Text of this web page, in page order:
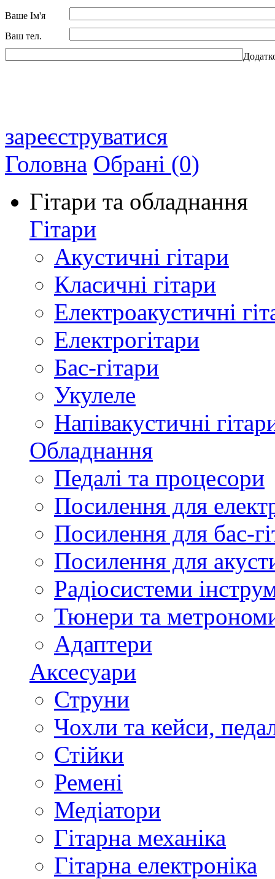
Ваше Ім'я
Ваш тел.
зареєструватися
Головна Обрані (0)
Гітари та обладнання
Гітари
Акустичні гітари
Класичні гітари
Електроакустичні
Електрогітари
Бас-гітари
Укулеле
Напівакустичні
Обладнання
Педалі та процесори
Посилення для
Посилення для бас-
Посилення для
Радіосистеми
Тюнери та
Адаптери
Аксесуари
Струни
Чохли та кейси,
Стійки
Ремені
Медіатори
Гітарна механіка
Гітарна електроніка